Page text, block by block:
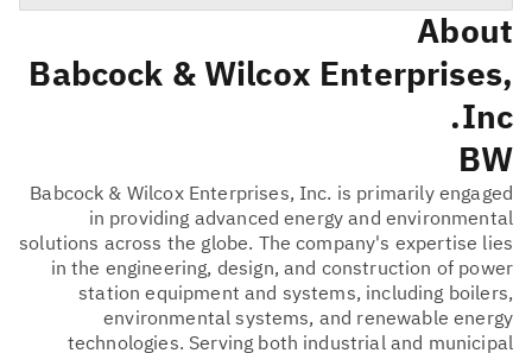
About
Babcock & Wilcox Enterprises,
Inc.
BW
Babcock & Wilcox Enterprises, Inc. is primarily engaged
in providing advanced energy and environmental
solutions across the globe. The company's expertise lies
in the engineering, design, and construction of power
station equipment and systems, including boilers,
environmental systems, and renewable energy
technologies. Serving both industrial and municipal